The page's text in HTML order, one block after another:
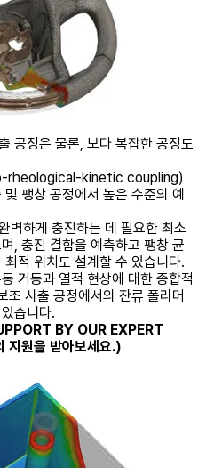
공정은 물론, 보다 복잡한 공정도
rheological-kinetic coupling)
팽창 공정에서 높은 수준의 예
벽하게 충진하는 데 필요한 최소
, 충진 결함을 예측하고 팽창 균
적 위치도 설계할 수 있습니다.
거동과 열적 현상에 대한 종합적
조 사출 공정에서의 잔류 폴리머
습니다.
BY OUR EXPERT
지원을 받아보세요.)